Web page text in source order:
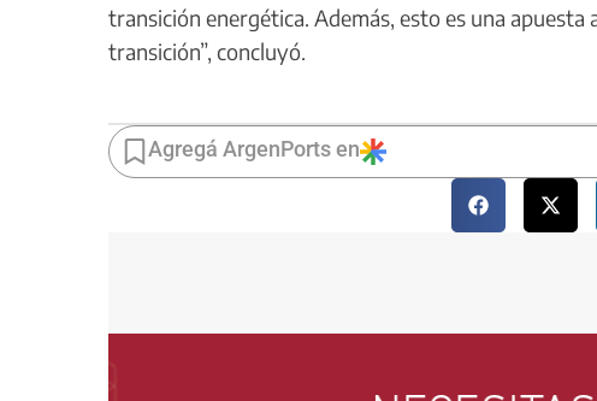
transición energética. Además, esto es una
transición”, concluyó.
Agregá ArgenPorts en